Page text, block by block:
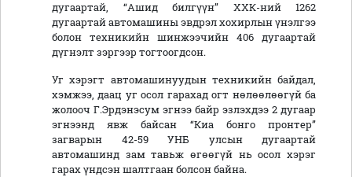
дугаартай, “Ашид билгүүн” ХХК-ний 1262
дугаартай автомашины эвдрэл хохирлын үнэлгээ
болон техникийн шинжээчийн 406 дугаартай
дүгнэлт зэргээр тогтоогдсон.
Уг хэрэгт автомашинуудын техникийн байдал,
хэмжээ, даац уг осол гарахад огт нөлөөлөөгүй ба
жолооч Г.Эрдэнэсум эгнээ байр эзлэхдээ 2 дугаар
эгнээнд явж байсан “Киа бонго пронтер”
загварын 42-59 УНБ улсын дугаартай
автомашинд зам тавьж өгөөгүй нь осол хэрэг
гарах үндсэн шалтгаан болсон байна.